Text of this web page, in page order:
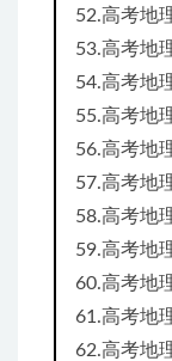
52.高考地
53.高考地
54.高考地
55.高考地
56.高考地
57.高考地
58.高考地
59.高考地
60.高考地
61.高考地
62.高考地